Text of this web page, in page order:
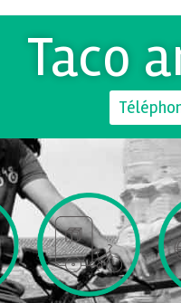
Taco